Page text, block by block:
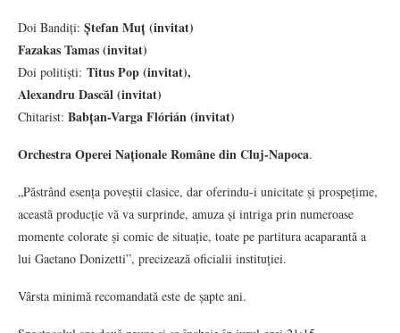
Doi Bandiți: Ștefan Muț (invitat)
Fazakas Tamas (invitat)
Doi politiști: Titus Pop (invitat),
Alexandru Dascăl (invitat)
Chitarist: Babțan-Varga Flórián (invitat)
Orchestra Operei Naționale Române din Cluj-Napoca.
„Păstrând esența poveștii clasice, dar oferindu-i unicitate și prospețime,
această producție vă va surprinde, amuza și intriga prin numeroase
momente colorate și comic de situație, toate pe partitura acaparantă a
lui Gaetano Donizetti”, precizează oficialii instituției.
Vârsta minimă recomandată este de șapte ani.